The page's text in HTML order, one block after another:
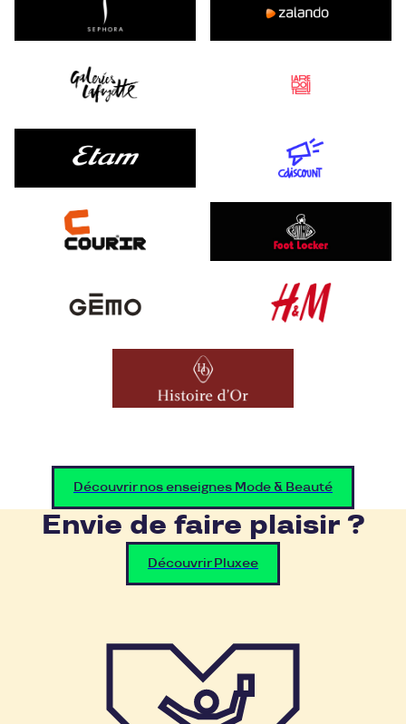
Découvrir nos enseignes Mode & Beauté
Envie de faire plaisir ?
Découvrir Pluxee